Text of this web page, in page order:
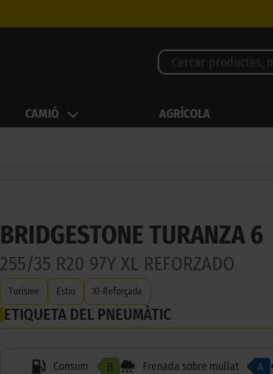
CAMIÓ AGRÍCOLA
BRIDGESTONE TURANZA 6
255/35 R20 97Y XL REFORZADO
Turisme Estiu Xl-Reforçada
ETIQUETA DEL PNEUMÀTIC
Consum B Frenada sobre mullat A